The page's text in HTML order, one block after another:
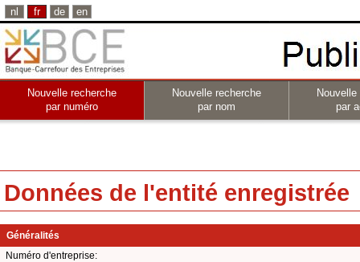
nl fr de en
Nouvelle recherche
par numéro
Nouvelle recherche
par nom
par
Données de l'entité enregistrée
Généralités
Numéro d'entreprise: